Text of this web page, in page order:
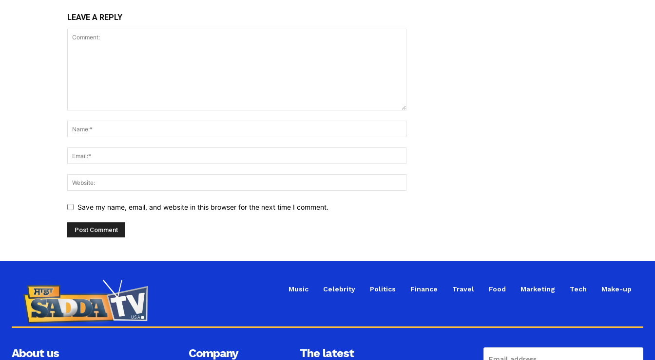
LEAVE A REPLY
Save my name, email, and website in this browser for the next time I comment.
Music Celebrity Politics Finance Travel Food Marketing Tech Make-up
About us Company The latest